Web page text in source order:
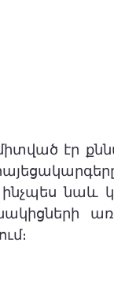
միտված էր
նաև